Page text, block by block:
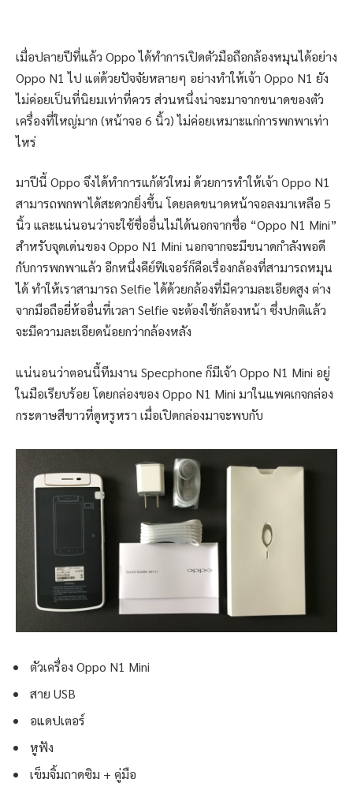
เมื่อปลายปีที่แล้ว Oppo ได้ทำการเปิดตัวมือถือกล้องหมุนได้อย่าง
Oppo N1 ไป แต่ด้วยปัจจัยหลายๆ อย่างทำให้เจ้า Oppo N1 ยัง
ไม่ค่อยเป็นที่นิยมเท่าที่ควร ส่วนหนึ่งน่าจะมาจากขนาดของตัว
เครื่องที่ใหญ่มาก (หน้าจอ 6 นิ้ว) ไม่ค่อยเหมาะแก่การพกพาเท่า
ไหร่
มาปีนี้ Oppo จึงได้ทำการแก้ตัวใหม่ ด้วยการทำให้เจ้า Oppo N1
สามารถพกพาได้สะดวกยิ่งขึ้น โดยลดขนาดหน้าจอลงมาเหลือ 5
นิ้ว และแน่นอนว่าจะใช้ชื่ออื่นไม่ได้นอกจากชื่อ “Oppo N1 Mini”
สำหรับจุดเด่นของ Oppo N1 Mini นอกจากจะมีขนาดกำลังพอดี
กับการพกพาแล้ว อีกหนึ่งคีย์ฟีเจอร์ก็คือเรื่องกล้องที่สามารถหมุน
ได้ ทำให้เราสามารถ Selfie ได้ด้วยกล้องที่มีความละเอียดสูง ต่าง
จากมือถือยี่ห้ออื่นที่เวลา Selfie จะต้องใช้กล้องหน้า ซึ่งปกติแล้ว
จะมีความละเอียดน้อยกว่ากล้องหลัง
แน่นอนว่าตอนนี้ทีมงาน Specphone ก็มีเจ้า Oppo N1 Mini อยู่
ในมือเรียบร้อย โดยกล่องของ Oppo N1 Mini มาในแพคเกจกล่อง
กระดาษสีขาวที่ดูหรูหรา เมื่อเปิดกล่องมาจะพบกับ
ตัวเครื่อง Oppo N1 Mini
สาย USB
อแดปเตอร์
หูฟัง
เข็มจิ้มถาดซิม + คู่มือ